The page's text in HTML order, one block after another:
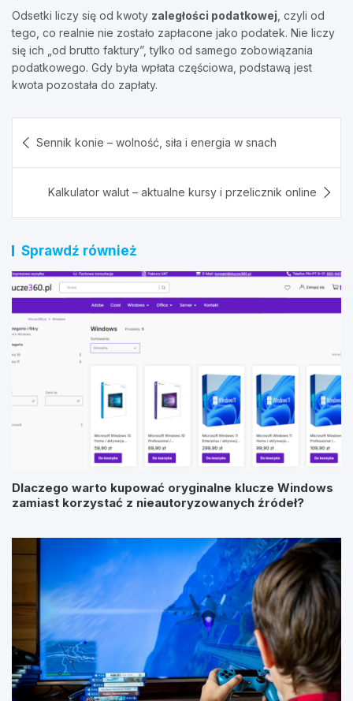
Odsetki liczy się od kwoty zaległości podatkowej, czyli od
tego, co realnie nie zostało zapłacone jako podatek. Nie liczy
się ich „od brutto faktury”, tylko od samego zobowiązania
podatkowego. Gdy była wpłata częściowa, podstawą jest
kwota pozostała do zapłaty.
wpisu
Sennik konie – wolność, siła i energia w snach
Kalkulator walut – aktualne kursy i przelicznik online
Sprawdź również
Dlaczego warto kupować oryginalne klucze Windows
zamiast korzystać z nieautoryzowanych źródeł?